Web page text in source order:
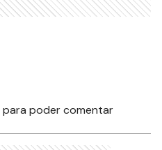
para poder comentar